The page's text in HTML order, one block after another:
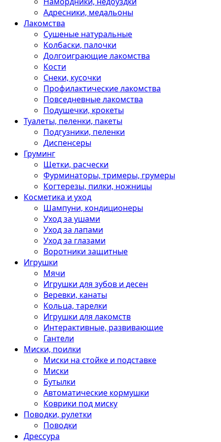
Адресники, медальоны
Лакомства
Сушеные натуральные
Колбаски, палочки
Долгоиграющие лакомства
Кости
Снеки, кусочки
Профилактические лакомства
Повседневные лакомства
Подушечки, крокеты
Туалеты, пеленки, пакеты
Подгузники, пеленки
Диспенсеры
Груминг
Щетки, расчески
Фурминаторы, тримеры, грумеры
Когтерезы, пилки, ножницы
Косметика и уход
Шампуни, кондиционеры
Уход за ушами
Уход за лапами
Уход за глазами
Воротники защитные
Игрушки
Мячи
Игрушки для зубов и десен
Веревки, канаты
Кольца, тарелки
Игрушки для лакомств
Интерактивные, развивающие
Гантели
Миски, поилки
Миски на стойке и подставке
Миски
Бутылки
Автоматические кормушки
Коврики под миску
Поводки, рулетки
Поводки
Дрессура